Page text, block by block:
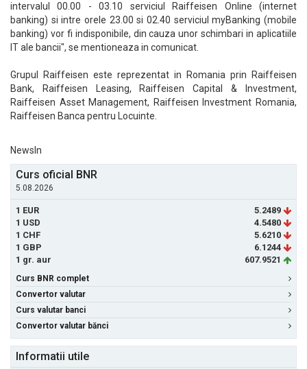
intervalul 00.00 - 03.10 serviciul Raiffeisen Online (internet
banking) si intre orele 23.00 si 02.40 serviciul myBanking (mobile
banking) vor fi indisponibile, din cauza unor schimbari in aplicatiile
IT ale bancii", se mentioneaza in comunicat.
Grupul Raiffeisen este reprezentat in Romania prin Raiffeisen
Bank, Raiffeisen Leasing, Raiffeisen Capital & Investment,
Raiffeisen Asset Management, Raiffeisen Investment Romania,
Raiffeisen Banca pentru Locuinte.
NewsIn
Curs oficial BNR
5.08.2026
1 EUR
5.2489
1 USD
4.5480
1 CHF
5.6210
1 GBP
6.1244
1 gr. aur
607.9521
Curs BNR complet
Convertor valutar
Curs valutar banci
Convertor valutar bănci
Informatii utile